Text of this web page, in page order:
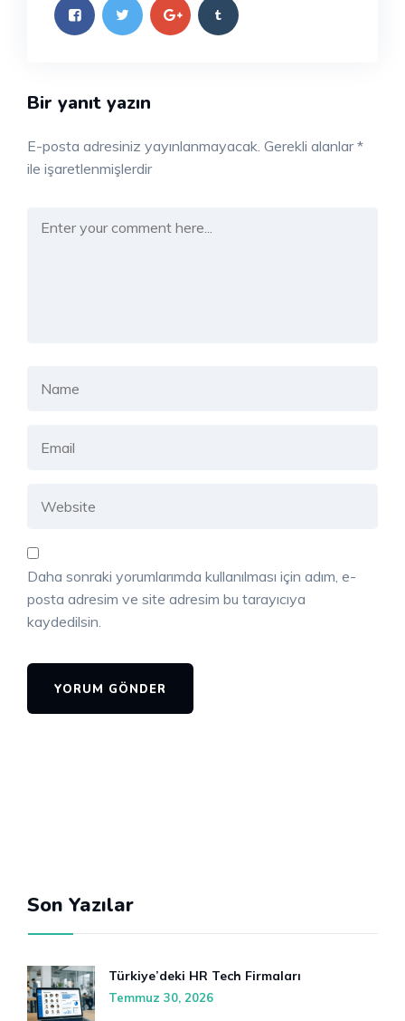
Bir yanıt yazın
E-posta adresiniz yayınlanmayacak. Gerekli alanlar*
ile işaretlenmişlerdir
Daha sonraki yorumlarımda kullanılması için adım, e-
posta adresim ve site adresim bu tarayıcıya
kaydedilsin.
Son Yazılar
Türkiye’deki HR Tech Firmaları
Temmuz 30, 2026